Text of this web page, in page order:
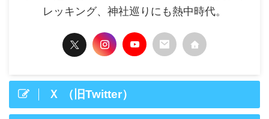
レッキング、神社巡りにも熱中時代。
Ｘ （旧Twitter）